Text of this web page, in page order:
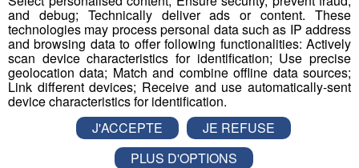
and debug; Technically deliver ads or content. These
technologies may process personal data such as IP address
and browsing data to offer following functionalities: Actively
scan device characteristics for identification; Use precise
geolocation data; Match and combine offline data sources;
Link different devices; Receive and use automatically-sent
device characteristics for identification.
J'ACCEPTE
JE REFUSE
PLUS D'OPTIONS